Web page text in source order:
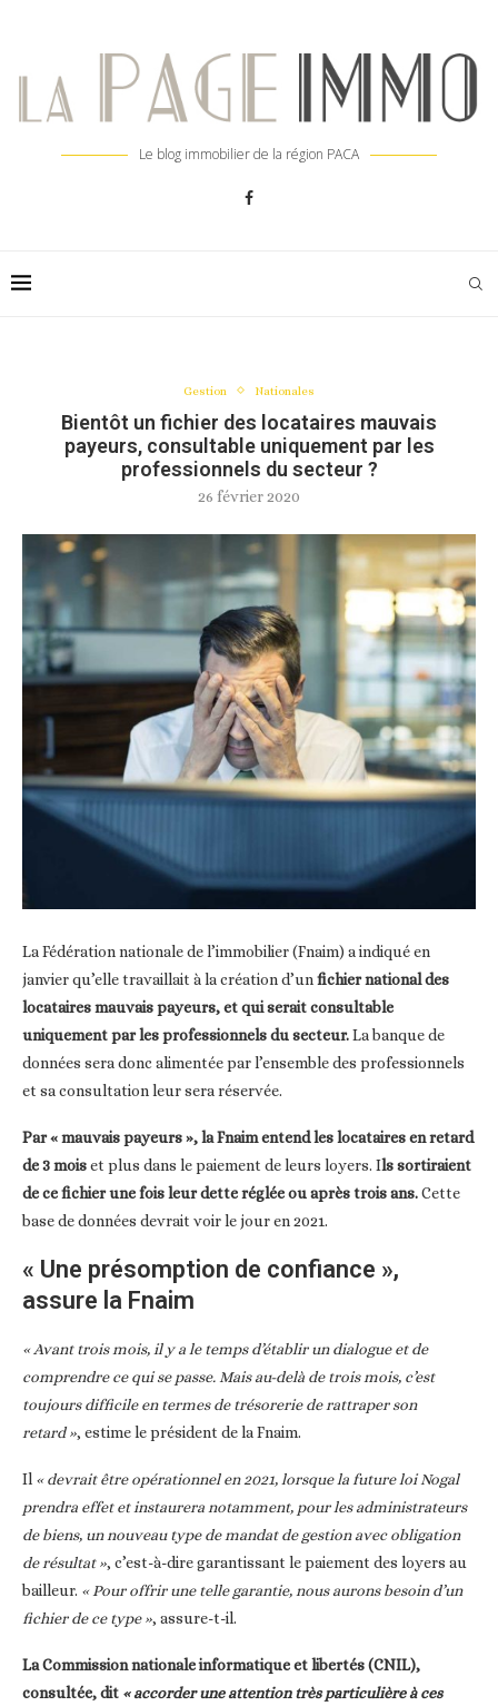
Le blog immobilier de la région PACA
Gestion Nationales
Bientôt un fichier des locataires mauvais
payeurs, consultable uniquement par les
professionnels du secteur ?
26 février 2020
La Fédération nationale de l’immobilier (Fnaim) a indiqué en
janvier qu’elle travaillait à la création d’unfichier national des
locataires mauvais payeurs,et qui serait consultable
uniquement par les professionnels du secteur.La banque de
données sera donc alimentée par l’ensemble des professionnels
et sa consultation leur sera réservée.
Par « mauvais payeurs », la Fnaim entend les locataires en retard
de 3 moiset plus dans le paiement de leurs loyers. Ils sortiraient
de ce fichier une fois leur dette réglée ou après trois ans.Cette
base de données devrait voir le jour en 2021.
« Une présomption de confiance »,
assure la Fnaim
« Avant trois mois, il y a le temps d’établir un dialogue et de
comprendre ce qui se passe. Mais au-delà de trois mois, c’est
toujours difficile en termes de trésorerie de rattraper son
retard », estime le président de la Fnaim.
Il « devrait être opérationnel en 2021, lorsque la future loi Nogal
prendra effet et instaurera notamment, pour les administrateurs
de biens, un nouveau type de mandat de gestion avec obligation
de résultat », c’est-à-dire garantissant le paiement des loyers au
bailleur. « Pour offrir une telle garantie, nous aurons besoin d’un
fichier de ce type », assure-t-il.
La Commission nationale informatique et libertés (CNIL),
consultée, dit « accorder une attention très particulière à ces